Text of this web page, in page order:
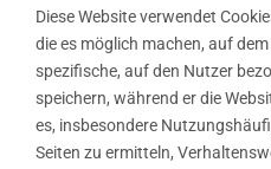
Diese Website verwendet
die es möglich machen, auf
spezifische, auf den Nutzer
speichern, während er die
es, insbesondere
Seiten zu ermitteln,